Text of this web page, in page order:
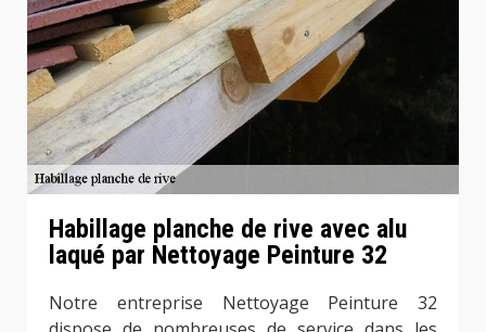
Habillage planche de rive avec alu
laqué par Nettoyage Peinture 32
Notre entreprise Nettoyage Peinture 32